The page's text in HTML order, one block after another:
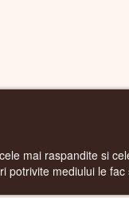
mai raspandite si
potrivite mediului le